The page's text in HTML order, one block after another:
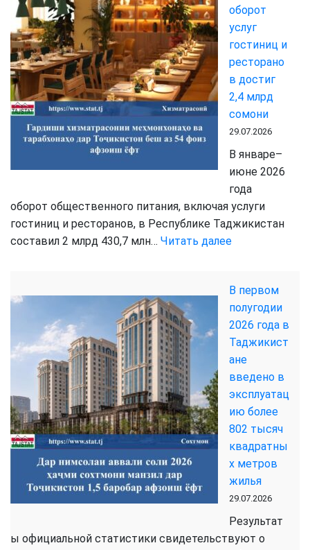
оборот
услуг
гостиниц и
ресторано
в достиг
2,4 млрд
сомони
29.07.2026
В январе–
июне 2026
года
оборот общественного питания, включая услуги
гостиниц и ресторанов, в Республике Таджикистан
составил 2 млрд 430,7 млн… Читать далее:
полугодии
2026
года
оборот
услуг
гостиниц
и
ресторанов
достиг
2,4
млрд
сомони
В первом
полугодии
2026 года в
Таджикист
ане
введено в
эксплуатац
ию более
802 тысяч
квадратны
х метров
жилья
29.07.2026
Результат
ы официальной статистики свидетельствуют о